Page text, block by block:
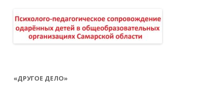
«ДРУГОЕ ДЕЛО»